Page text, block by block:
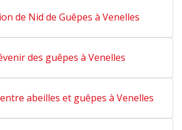
de Nid de Guêpes à Venelles
des guêpes à Venelles
abeilles et guêpes à Venelles